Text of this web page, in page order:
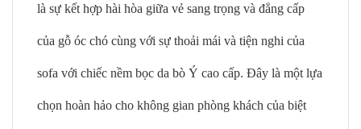
là sự kết hợp hài hòa giữa vẻ sang trọng và đẳng cấp
của gỗ óc chó cùng với sự thoải mái và tiện nghi của
sofa với chiếc nềm bọc da bò Ý cao cấp. Đây là một lựa
chọn hoàn hảo cho không gian phòng khách của biệt